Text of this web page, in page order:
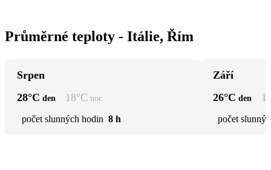
Průměrné teploty - Itálie, Řím
Srpen
28°C den 18°C noc
počet slunných hodin 8 h
Září
26°C den
počet